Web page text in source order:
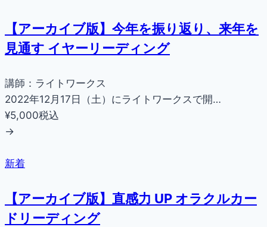
【アーカイブ版】今年を振り返り、来年を
見通す イヤーリーディング
講師：ライトワークス
2022年12月17日（土）にライトワークスで開…
¥5,000税込
→
新着
【アーカイブ版】直感力 UP オラクルカー
ドリーディング